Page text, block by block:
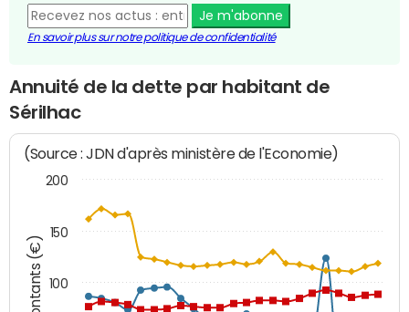
Je m'abonne
En savoir plus sur notre politique de confidentialité
Annuité de la dette par habitant de
Sérilhac
Montants (€)
(Source : JDN d'après ministère de l'Economie)
100
150
200